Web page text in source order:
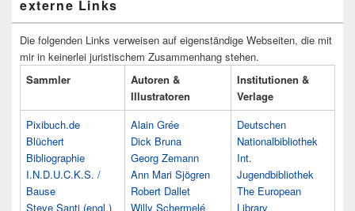
externe Links
Die folgenden Links verweisen auf eigenständige Webseiten, die mit
mir in keinerlei juristischem Zusammenhang stehen.
Sammler
Autoren &
Illustratoren
Institutionen &
Verlage
Pixibuch.de
Blüchert
Bibliographie
I.N.D.U.C.K.S. /
Bause
Steve Santi (engl.)
Alain Grée
Dick Bruna
Georg Zemann
Ann Mari Sjögren
Robert Dallet
Willy Schermelé
Deutschen
Nationalbibliothek
Int.
Jugendbibliothek
The European
Library